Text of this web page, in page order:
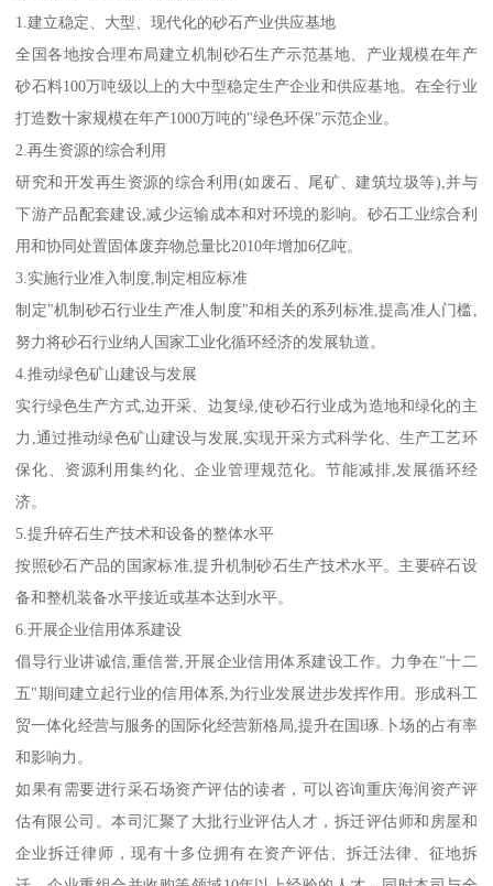
1.建立稳定、大型、现代化的砂石产业供应基地
全国各地按合理布局建立机制砂石生产示范基地、产业规模在年产
砂石料100万吨级以上的大中型稳定生产企业和供应基地。在全行业
打造数十家规模在年产1000万吨的"绿色环保"示范企业。
2.再生资源的综合利用
研究和开发再生资源的综合利用(如废石、尾矿、建筑垃圾等),并与
下游产品配套建设,减少运输成本和对环境的影响。砂石工业综合利
用和协同处置固体废弃物总量比2010年增加6亿吨。
3.实施行业准入制度,制定相应标准
制定"机制砂石行业生产准人制度"和相关的系列标准,提高准人门槛,
努力将砂石行业纳人国家工业化循环经济的发展轨道。
4.推动绿色矿山建设与发展
实行绿色生产方式,边开采、边复绿,使砂石行业成为造地和绿化的主
力,通过推动绿色矿山建设与发展,实现开采方式科学化、生产工艺环
保化、资源利用集约化、企业管理规范化。节能减排,发展循环经
济。
5.提升碎石生产技术和设备的整体水平
按照砂石产品的国家标准,提升机制砂石生产技术水平。主要碎石设
备和整机装备水平接近或基本达到水平。
6.开展企业信用体系建设
倡导行业讲诚信,重信誉,开展企业信用体系建设工作。力争在"十二
五"期间建立起行业的信用体系,为行业发展进步发挥作用。形成科工
贸一体化经营与服务的国际化经营新格局,提升在国l琢.卜场的占有率
和影响力。
如果有需要进行采石场资产评估的读者，可以咨询重庆海润资产评
估有限公司。本司汇聚了大批行业评估人才，拆迁评估师和房屋和
企业拆迁律师，现有十多位拥有在资产评估、拆迁法律、征地拆